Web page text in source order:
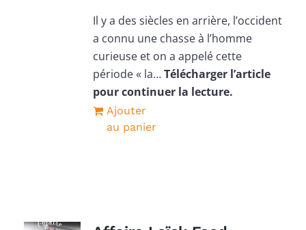
initial
était :
2
500CFA.
actuel
est :
0CFA.
Il y a des siècles en arrière, l’occident
a connu une chasse à l’homme
curieuse et on a appelé cette
période « la…Télécharger l’article
pour continuer la lecture.
Ajouter
au panier